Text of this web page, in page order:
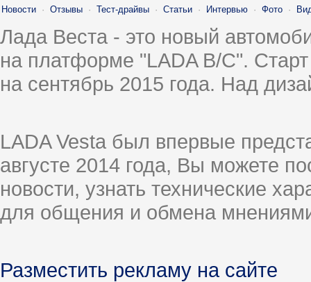
Новости · Отзывы · Тест-драйвы · Статьи · Интервью · Фото ·
Лада Веста - это новый
на платформе "LADA B/C".
на сентябрь 2015 года. Над
LADA Vesta был впервые
августе 2014 года, Вы можете
новости, узнать технические
для общения и обмена
Разместить рекламу на сайте